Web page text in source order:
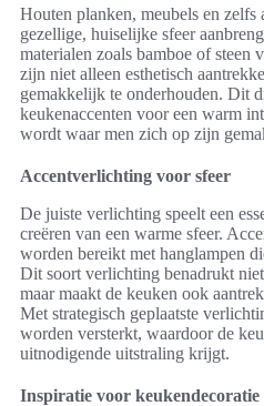
Houten planken, meubels en zelfs
gezellige, huiselijke sfeer
materialen zoals bamboe of steen
zijn niet alleen esthetisch
gemakkelijk te onderhouden. Dit
keukenaccenten voor een warm
wordt waar men zich op zijn
Accentverlichting voor sfeer
De juiste verlichting speelt een
creëren van een warme sfeer.
worden bereikt met hanglampen
Dit soort verlichting benadrukt
maar maakt de keuken ook
Met strategisch geplaatste
worden versterkt, waardoor de
uitnodigende uitstraling krijgt.
Inspiratie voor